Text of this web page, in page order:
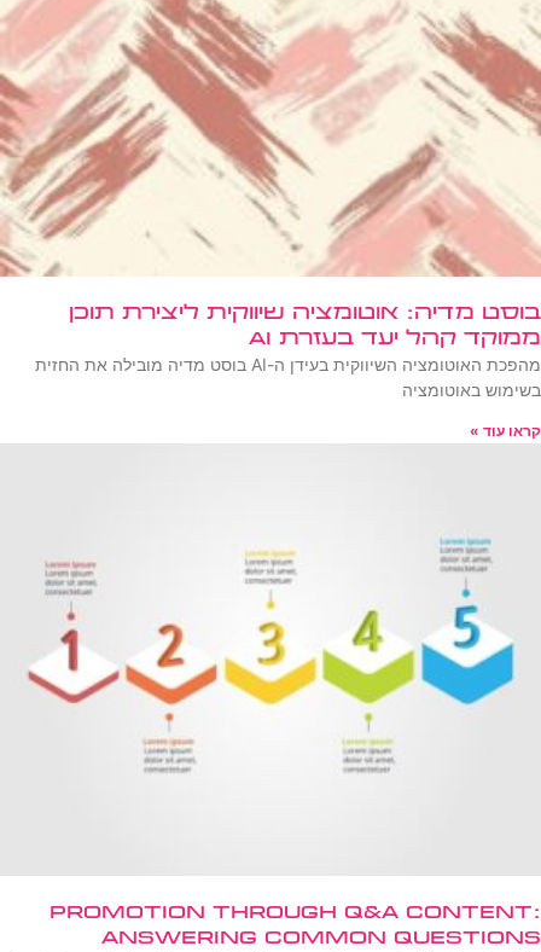
בוסט מדיה: אוטומציה שיווקית ליצירת תוכן
ממוקד קהל יעד בעזרת AI
מהפכת האוטומציה השיווקית בעידן ה-AI בוסט מדיה מובילה את החזית
בשימוש באוטומציה
קראו עוד »
Promotion Through Q&A Content:
Answering Common Questions